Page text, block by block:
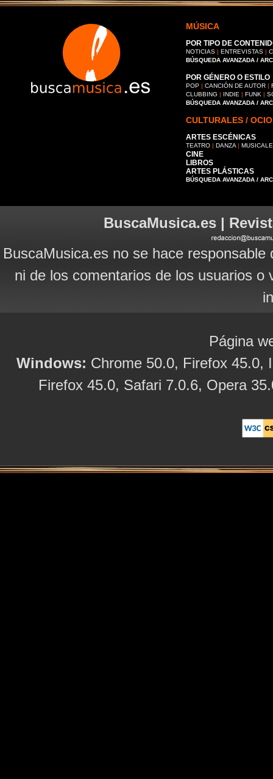
MÚSICA
POR TIPO DE
NOTICIAS | ENTREVISTAS |
BÚSQUEDA AVANZADA /
POR GÉNERO O ESTILO
POP | CANCIÓN DE AUTOR |
CLUBBING | INDIE | FUNK |
BÚSQUEDA AVANZADA /
CULTURALES / OCIO
ARTES ESCÉNICAS
TEATRO | DANZA |
CINE
LIBROS
ARTES PLÁSTICAS
BÚSQUEDA AVANZADA /
BuscaMusica.es |
BuscaMusica.es no se hace
ni de los comentarios de los usuarios
Página
Windows: Chrome 50.0, Firefox 45.0,
Firefox 45.0, Safari 7.0.6, Opera